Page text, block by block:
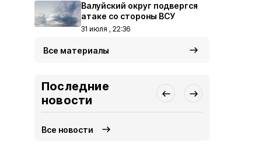
Валуйский округ подвергся
атаке со стороны ВСУ
31 июля , 22:36
Все материалы
Последние
новости
Все новости